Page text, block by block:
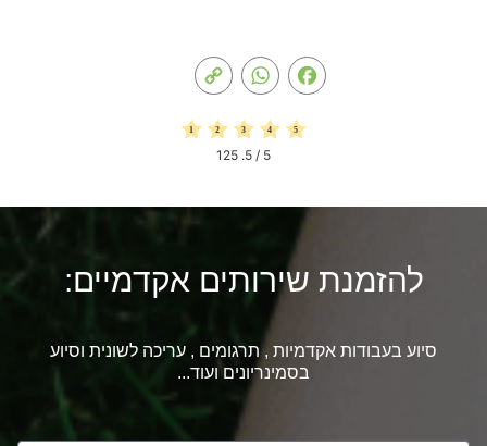
Facebook
WhatsApp
5
/ 5.
125
להזמנת שירותים אקדמיים:
סיוע בעבודות אקדמיות , תרגומים , עריכה לשונית וסיוע
בסמינריונים ועוד...